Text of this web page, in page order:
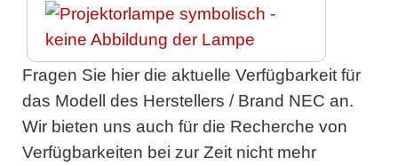
Fragen Sie hier die aktuelle Verfügbarkeit für
das Modell des Herstellers / Brand NEC an.
Wir bieten uns auch für die Recherche von
Verfügbarkeiten bei zur Zeit nicht mehr